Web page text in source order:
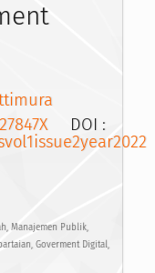
DOI :
Manajemen Publik,
Goverment Digital,